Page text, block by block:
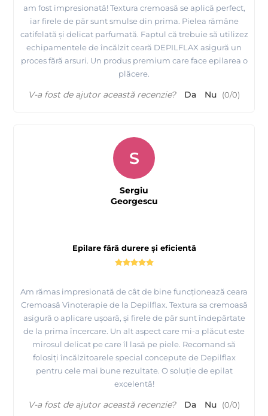
am fost impresionată! Textura cremoasă se aplică perfect,
iar firele de păr sunt smulse din prima. Pielea rămâne
catifelată și delicat parfumată. Faptul că trebuie să utilizez
echipamentele de încălzit ceară DEPILFLAX asigură un
proces fără arsuri. Un produs premium care face epilarea o
plăcere.
V-a fost de ajutor această recenzie? Da Nu (0/0)
Epilare fără durere și eficientă
Am rămas impresionată de cât de bine funcționează ceara
Cremoasă Vinoterapie de la Depilflax. Textura sa cremoasă
asigură o aplicare ușoară, și firele de păr sunt îndepărtate
de la prima încercare. Un alt aspect care mi-a plăcut este
mirosul delicat pe care îl lasă pe piele. Recomand să
folosiți încălzitoarele special concepute de Depilflax
pentru cele mai bune rezultate. O soluție de epilat
excelentă!
S
Sergiu
Georgescu
V-a fost de ajutor această recenzie? Da Nu (0/0)